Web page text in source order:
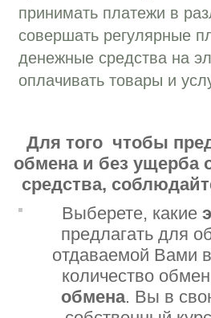
принимать платежи в
совершать регулярные
денежные средства на
оплачивать товары и
Для того чтобы
обмена и без ущерба
средства,
Выберете, какие
предлагать для
отдаваемой Вами
количество
обмена. Вы в